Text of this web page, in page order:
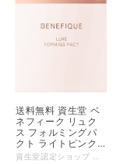
送料無料 資生堂 ベ
ネフィーク リュク
ス フォルミングパ
クト ライトピンク
レフィル 資生堂認